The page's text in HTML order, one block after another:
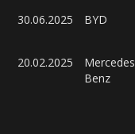
30.06.2025 BYD
20.02.2025
Mercedes
Benz